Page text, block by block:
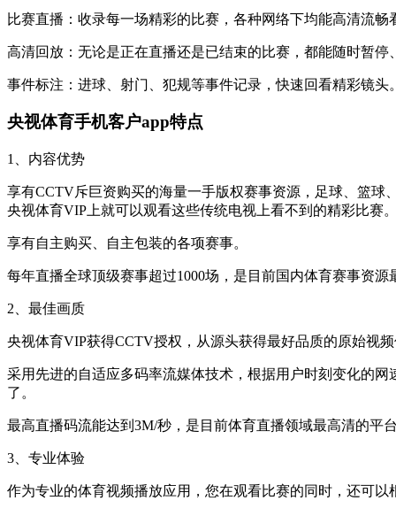
比赛直播：收录每一场精彩的比赛，各种网络下均能高清流畅
高清回放：无论是正在直播还是已结束的比赛，都能随时暂
事件标注：进球、射门、犯规等事件记录，快速回看精彩镜头
央视体育手机客户app特点
1、内容优势
享有CCTV斥巨资购买的海量一手版权赛事资源，足球、篮
央视体育VIP上就可以观看这些传统电视上看不到的精彩比赛
享有自主购买、自主包装的各项赛事。
每年直播全球顶级赛事超过1000场，是目前国内体育赛事资源
2、最佳画质
央视体育VIP获得CCTV授权，从源头获得最好品质的原始视
采用先进的自适应多码率流媒体技术，根据用户时刻变化的
了。
最高直播码流能达到3M/秒，是目前体育直播领域最高清的平
3、专业体验
作为专业的体育视频播放应用，您在观看比赛的同时，还可